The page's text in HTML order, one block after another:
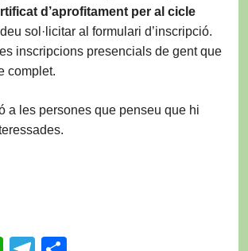
d’aprofitament per al cicle
sol·licitar al formulari d’inscripció.
inscripcions presencials de gent que
complet.
a les persones que penseu que hi